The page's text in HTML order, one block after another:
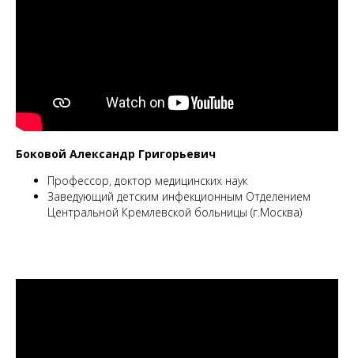
Боковой Александр Григорьевич
Профессор, доктор медицинских наук
Заведующий детским инфекционным Отделением
Центральной Кремлевской больницы (г.Москва)